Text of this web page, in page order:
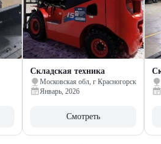
Складская техника
Московская обл, г Красногорск
Январь, 2026
Смотреть